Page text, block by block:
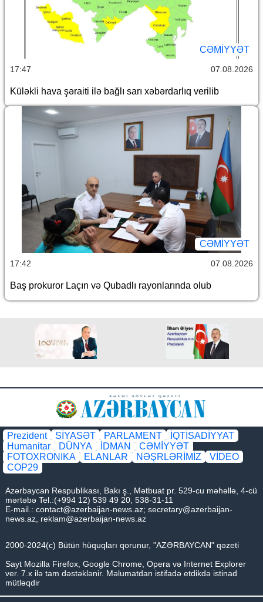
CƏMİYYƏT
17:47 07.08.2026
Küləkli hava şəraiti ilə bağlı sarı xəbərdarlıq verilib
CƏMİYYƏT
17:42 07.08.2026
Baş prokuror Laçın və Qubadlı rayonlarında olub
Prezident SİYASƏT PARLAMENT
İQTİSADİYYAT
Humanitar
DÜNYA İDMAN
CƏMİYYƏT
FOTOXRONIKA
ELANLAR NƏŞRLƏRİMİZ
VİDEO
COP29
Azərbaycan Respublikası, Bakı ş., Mətbuat pr. 529-cu məhəllə, 4-cü
mərtəbə Tel.:(+994 12) 539 49 20, 538-31-11
E-mail.: contact@azerbaijan-news.az; secretary@azerbaijan-
news.az reklam@azerbaijan-news.az
2000-2024(c) Bütün hüquqları qorunur, "AZƏRBAYCAN" qəzeti
Sayt Mozilla Firefox, Google Chrome, Opera və Internet Explorer
ver. 7.x ilə tam dəstəklənir. Məlumatdan istifadə etdikdə istinad
mütləqdir